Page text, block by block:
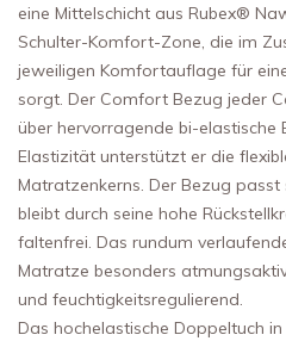
eine Mittelschicht aus Rubex®
Schulter-Komfort-Zone, die im
jeweiligen Komfortauflage für
sorgt. Der Comfort Bezug jeder
über hervorragende bi-elastische
Elastizität unterstützt er die
Matratzenkerns. Der Bezug
bleibt durch seine hohe
faltenfrei. Das rundum
Matratze besonders
und feuchtigkeitsregulierend.
Das hochelastische Doppeltuch